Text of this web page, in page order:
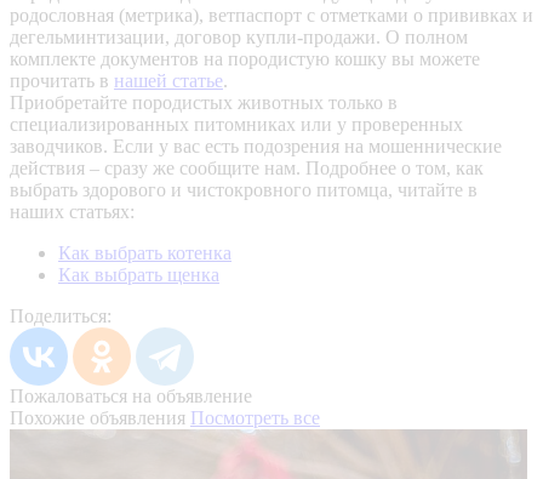
родословная (метрика), ветпаспорт с отметками о прививках и
дегельминтизации, договор купли-продажи. О полном
комплекте документов на породистую кошку вы можете
прочитать в нашей статье.
Приобретайте породистых животных только в
специализированных питомниках или у проверенных
заводчиков. Если у вас есть подозрения на мошеннические
действия – сразу же сообщите нам. Подробнее о том, как
выбрать здорового и чистокровного питомца, читайте в
наших статьях:
Как выбрать котенка
Как выбрать щенка
Поделиться:
Пожаловаться на объявление
Похожие объявления Посмотреть все